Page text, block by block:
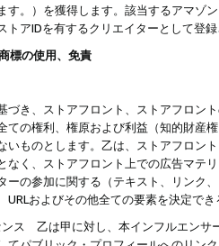
す。）を獲得します。該当するアマゾ
トアIDを有するクリエイターとして登
標の使用、免責
づき、ストアフロント、ストアフロン
ての権利、権原および利益（知的財産
いものとします。乙は、ストアフロン
なく、ストアフロント上での広告マテ
ーの参加に関する（テキスト、リンク
URLおよびその他全ての要素を決定で
ス 乙は甲に対し、本インフルエンサ